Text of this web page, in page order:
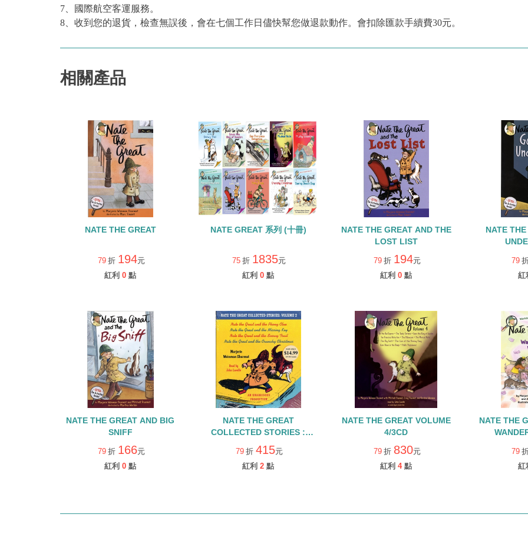
7、國際航空客運服務。
8、收到您的退貨，檢查無誤後，會在七個工作日儘快幫您做退款動作。會扣除匯款手續費30元。
相關產品
NATE THE GREAT
79 折 194元
紅利 0 點
NATE GREAT 系列 (十冊)
75 折 1835元
紅利 0 點
NATE THE GREAT AND THE
LOST LIST
79 折 194元
紅利 0 點
NATE
79
紅
NATE THE GREAT AND BIG
SNIFF
79 折 166元
紅利 0 點
NATE THE GREAT
COLLECTED STORIES :
VOLUME 2 /單CD
79 折 415元
紅利 2 點
NATE THE GREAT VOLUME
4/3CD
79 折 830元
紅利 4 點
NATE THE
79
紅